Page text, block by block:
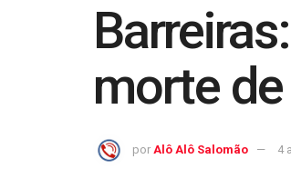
morte
por Alô Alô Salomão 4